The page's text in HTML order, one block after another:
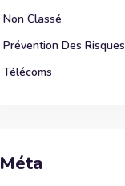
Non Classé
Prévention Des
Télécoms
Méta